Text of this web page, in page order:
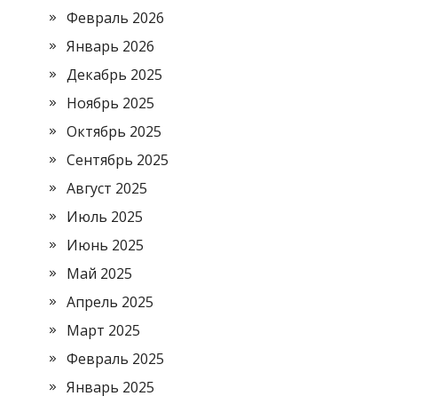
Февраль 2026
Январь 2026
Декабрь 2025
Ноябрь 2025
Октябрь 2025
Сентябрь 2025
Август 2025
Июль 2025
Июнь 2025
Май 2025
Апрель 2025
Март 2025
Февраль 2025
Январь 2025